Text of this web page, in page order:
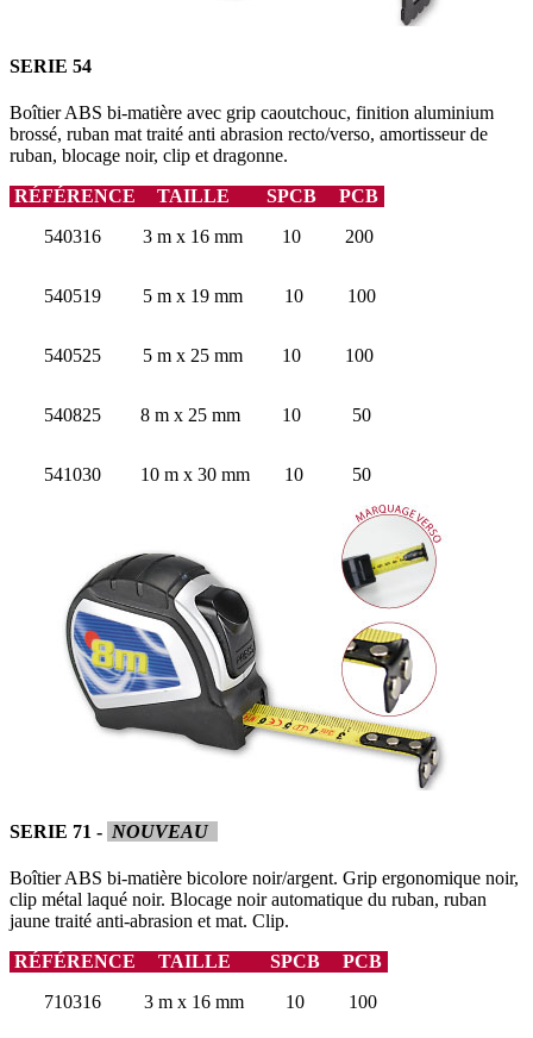
SERIE 54
Boîtier ABS bi-matière avec grip caoutchouc, finition aluminium
brossé, ruban mat traité anti abrasion recto/verso, amortisseur de
ruban, blocage noir, clip et dragonne.
RÉFÉRENCE
TAILLE SPCB
PCB
540316
3 m x 16 mm 10 200
540519 5 m x 19 mm 10 100
540525 5 m x 25 mm 10 100
540825 8 m x 25 mm 10 50
541030 10 m x 30 mm 10 50
SERIE 71 - NOUVEAU
Boîtier ABS bi-matière bicolore noir/argent. Grip ergonomique noir,
clip métal laqué noir. Blocage noir automatique du ruban, ruban
jaune traité anti-abrasion et mat. Clip.
RÉFÉRENCE
TAILLE SPCB
PCB
710316
3 m x 16 mm 10 100